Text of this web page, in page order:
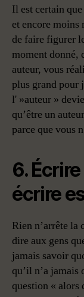
Il est certain
et encore moins
de faire figurer
moment donné,
auteur, vous
plus grand pour
l' »auteur »
qu’être un
parce que vous
6.
écrire
Rien n’arrête la
dire aux gens
jamais savoir
qu’il n’a jamais
question « alors